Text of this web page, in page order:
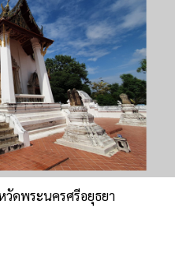
วัดพระนครศรีอยุธยา